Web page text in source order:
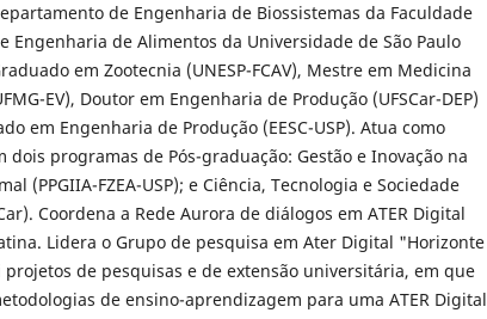
de Engenharia de Biossistemas da Faculdade
Engenharia de Alimentos da Universidade de São Paulo
em Zootecnia (UNESP-FCAV), Mestre em Medicina
EV), Doutor em Engenharia de Produção (UFSCar-DEP)
em Engenharia de Produção (EESC-USP). Atua como
dois programas de Pós-graduação: Gestão e Inovação na
(PPGIIA-FZEA-USP); e Ciência, Tecnologia e Sociedade
Coordena a Rede Aurora de diálogos em ATER Digital
Lidera o Grupo de pesquisa em Ater Digital "Horizonte
de pesquisas e de extensão universitária, em que
de ensino-aprendizagem para uma ATER Digital